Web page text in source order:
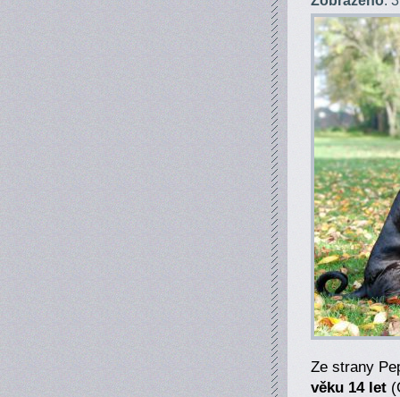
Ze strany
věku 14 let